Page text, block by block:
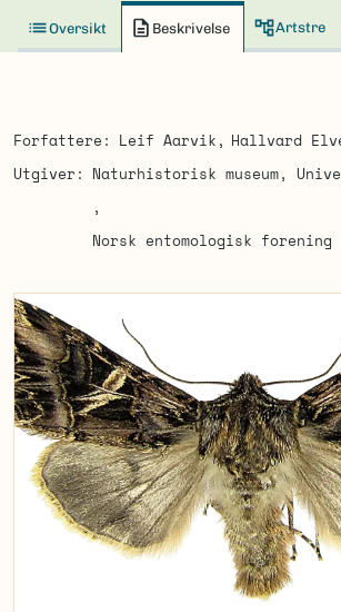
Oversikt Beskrivelse Artstre
Forfattere Leif Aarvik
Hallvard
Utgiver
Naturhistorisk museum,
Norsk entomologisk forening